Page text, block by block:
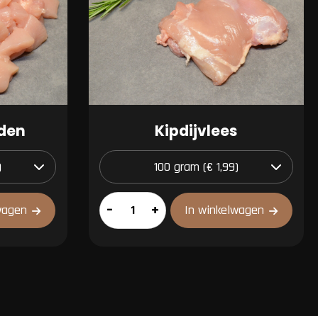
Kipdijvlees
Kipdijvlees
aantal
– + In winkelwagen